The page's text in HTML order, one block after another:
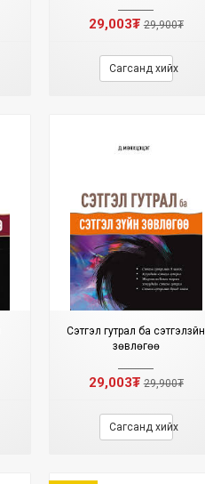
29,003₮29,900₮
Сагсанд хийх
Сэтгэл гутрал ба сэтгэлзүйн
зөвлөгөө
29,003₮29,900₮
Сагсанд хийх